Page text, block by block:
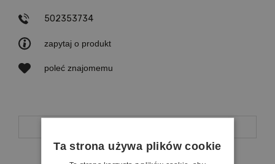
zapytaj o produkt
poleć znajomemu
502353734
Ta strona używa plików cookie